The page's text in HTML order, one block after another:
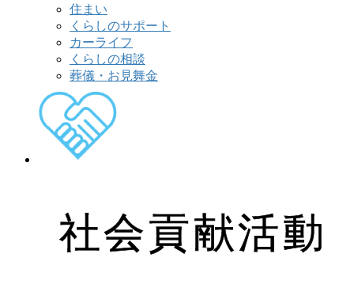
住まい
くらしのサポート
カーライフ
くらしの相談
葬儀・お見舞金
社会貢献活動